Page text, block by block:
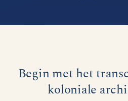
Begin met het
koloniale